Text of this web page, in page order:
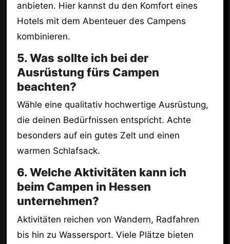
anbieten. Hier kannst du den Komfort eines
Hotels mit dem Abenteuer des Campens
kombinieren.
5. Was sollte ich bei der
Ausrüstung fürs Campen
beachten?
Wähle eine qualitativ hochwertige Ausrüstung,
die deinen Bedürfnissen entspricht. Achte
besonders auf ein gutes Zelt und einen
warmen Schlafsack.
6. Welche Aktivitäten kann ich
beim Campen in Hessen
unternehmen?
Aktivitäten reichen von Wandern, Radfahren
bis hin zu Wassersport. Viele Plätze bieten